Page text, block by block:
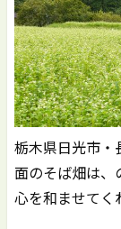
栃木県日光市・
面のそば畑は
心を和ませてく